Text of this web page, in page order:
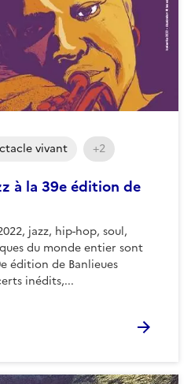
à la 39e édition de
jazz, hip-hop, soul,
du monde entier sont
édition de Banlieues
inédits,...
vivant +2